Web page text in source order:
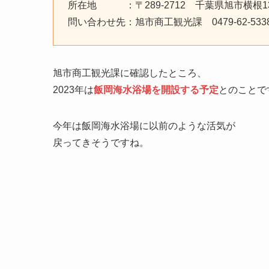
所在地 ：〒289-2712 千葉県旭市横根
問い合わせ先：旭市商工観光課 0479-62-
旭市商工観光課に確認したところ、
2023年は飯岡海水浴場を開設する予定とのことで
今年は飯岡海水浴場に以前のような活気が
戻ってきそうですね。